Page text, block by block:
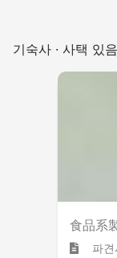
기숙사 · 사택 있음
食品系
파견